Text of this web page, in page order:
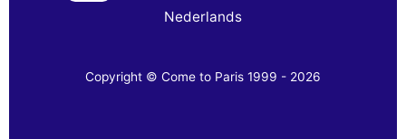
Nederlands
Copyright © Come to Paris 1999 - 2026